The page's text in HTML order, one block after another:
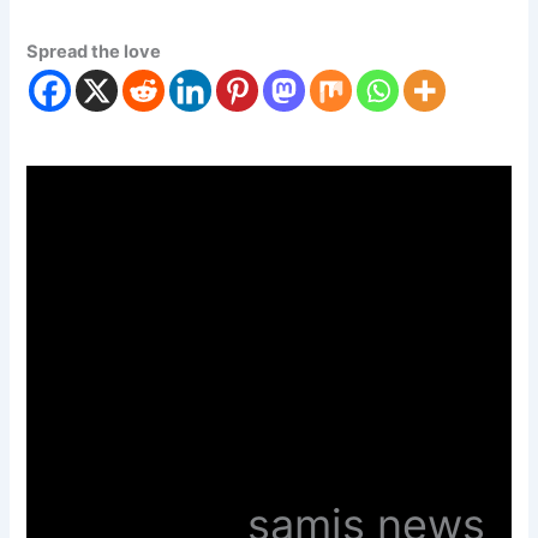
Spread the love
samis news